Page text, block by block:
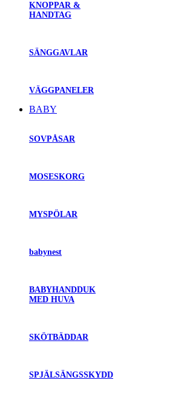
KNOPPAR &
HANDTAG
SÄNGGAVLAR
VÄGGPANELER
BABY
SOVPÅSAR
MOSESKORG
MYSPÖLAR
babynest
BABYHANDDUK
MED HUVA
SKÖTBÄDDAR
SPJÄLSÄNGSSKYDD